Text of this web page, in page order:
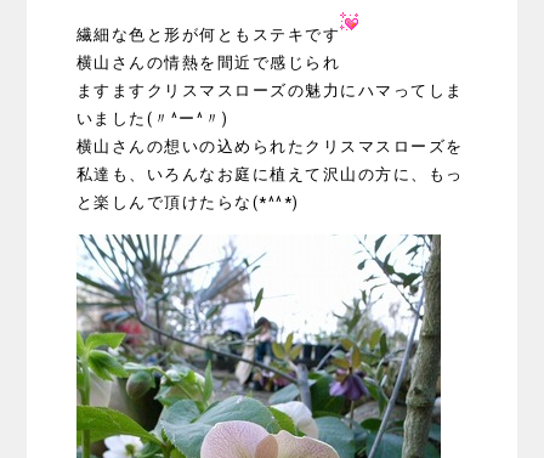
繊細な色と形が何ともステキです
横山さんの情熱を間近で感じられ
ますますクリスマスローズの魅力にハマってしま
いました(〃^ー^〃)
横山さんの想いの込められたクリスマスローズを
私達も、いろんなお庭に植えて沢山の方に、もっ
と楽しんで頂けたらな(*^^*)